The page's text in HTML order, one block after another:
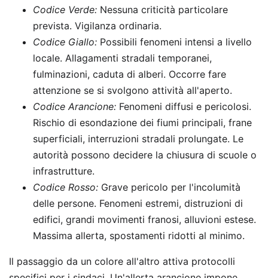
Codice Verde: Nessuna criticità particolare
prevista. Vigilanza ordinaria.
Codice Giallo: Possibili fenomeni intensi a livello
locale. Allagamenti stradali temporanei,
fulminazioni, caduta di alberi. Occorre fare
attenzione se si svolgono attività all'aperto.
Codice Arancione: Fenomeni diffusi e pericolosi.
Rischio di esondazione dei fiumi principali, frane
superficiali, interruzioni stradali prolungate. Le
autorità possono decidere la chiusura di scuole o
infrastrutture.
Codice Rosso: Grave pericolo per l'incolumità
delle persone. Fenomeni estremi, distruzioni di
edifici, grandi movimenti franosi, alluvioni estese.
Massima allerta, spostamenti ridotti al minimo.
Il passaggio da un colore all'altro attiva protocolli